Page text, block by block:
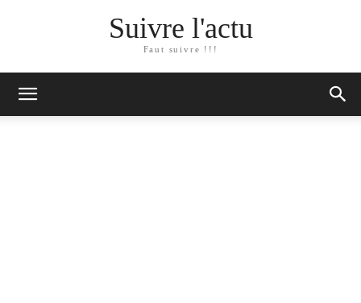
Suivre l'actu
Faut suivre !!!